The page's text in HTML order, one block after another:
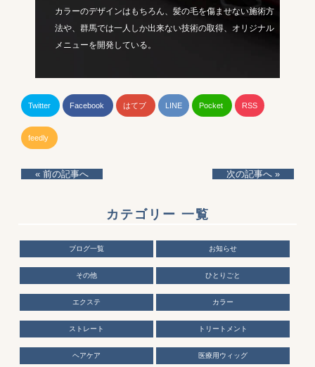
カラーのデザインはもちろん、髪の毛を傷ませない施術方
法や、群馬では一人しか出来ない技術の取得、オリジナル
メニューを開発している。
Twitter Facebook はてブ LINE Pocket RSS
feedly
« 前の記事へ 次の記事へ »
カテゴリー 一覧
ブログ一覧 お知らせ
その他 ひとりごと
エクステ カラー
ストレート トリートメント
ヘアケア 医療用ウィッグ